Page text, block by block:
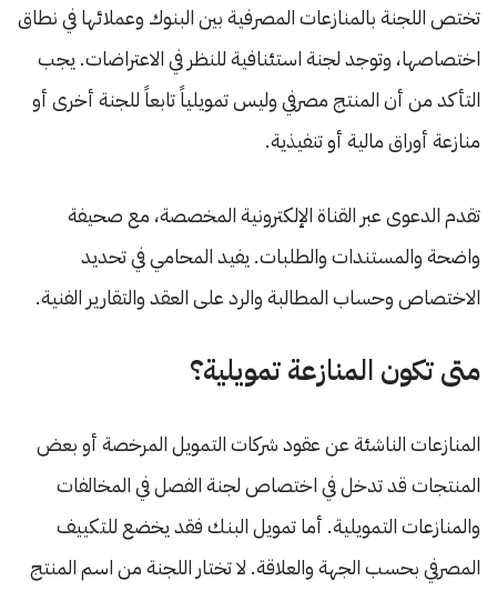
تختص اللجنة بالمنازعات المصرفية بين البنوك وعملائها في نطاق
اختصاصها، وتوجد لجنة استئنافية للنظر في الاعتراضات. يجب
التأكد من أن المنتج مصرفي وليس تمويلياً تابعاً للجنة أخرى أو
منازعة أوراق مالية أو تنفيذية.
تقدم الدعوى عبر القناة الإلكترونية المخصصة، مع صحيفة
واضحة والمستندات والطلبات. يفيد المحامي في تحديد
الاختصاص وحساب المطالبة والرد على العقد والتقارير الفنية.
متى تكون المنازعة تمويلية؟
المنازعات الناشئة عن عقود شركات التمويل المرخصة أو بعض
المنتجات قد تدخل في اختصاص لجنة الفصل في المخالفات
والمنازعات التمويلية. أما تمويل البنك فقد يخضع للتكييف
المصرفي بحسب الجهة والعلاقة. لا تختار اللجنة من اسم المنتج